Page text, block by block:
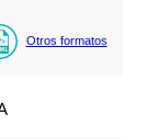
Otros formatos